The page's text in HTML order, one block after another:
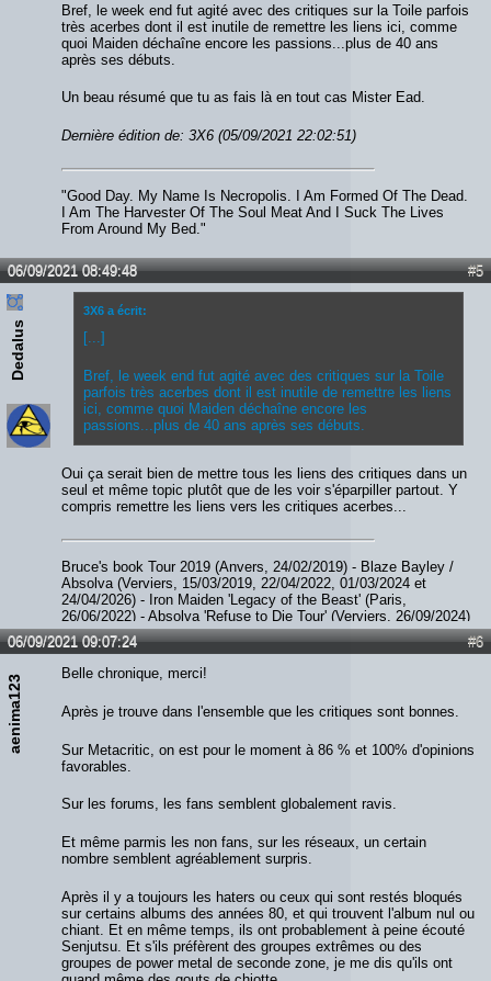
Bref, le week end fut agité avec des critiques sur la Toile parfois
très acerbes dont il est inutile de remettre les liens ici, comme
quoi Maiden déchaîne encore les passions...plus de 40 ans
après ses débuts.
Un beau résumé que tu as fais là en tout cas Mister Ead.
Dernière édition de: 3X6 (05/09/2021 22:02:51)
"Good Day. My Name Is Necropolis. I Am Formed Of The Dead.
I Am The Harvester Of The Soul Meat And I Suck The Lives
From Around My Bed."
#5
06/09/2021 08:49:48
Dedalus
3X6 a écrit:
[...]
Bref, le week end fut agité avec des critiques sur la Toile
parfois très acerbes dont il est inutile de remettre les liens
ici, comme quoi Maiden déchaîne encore les
passions...plus de 40 ans après ses débuts.
Oui ça serait bien de mettre tous les liens des critiques dans un
seul et même topic plutôt que de les voir s'éparpiller partout. Y
compris remettre les liens vers les critiques acerbes...
Bruce's book Tour 2019 (Anvers, 24/02/2019) - Blaze Bayley /
Absolva (Verviers, 15/03/2019, 22/04/2022, 01/03/2024 et
24/04/2026) - Iron Maiden 'Legacy of the Beast' (Paris,
26/06/2022) - Absolva 'Refuse to Die Tour' (Verviers, 26/09/2024)
- Paul Di'Anno (Diest, 06/12/2023) - JohnL (Verviers, 05/09/2025)
- Smith / Kotzen (Ittre, 07/02/2026) - The Hell Patrol / Nightride
(Fléron, 28/02/2026)
#6
06/09/2021 09:07:24
aenima123
Belle chronique, merci!
Après je trouve dans l'ensemble que les critiques sont bonnes.
Sur Metacritic, on est pour le moment à 86 % et 100% d'opinions
favorables.
Sur les forums, les fans semblent globalement ravis.
Et même parmis les non fans, sur les réseaux, un certain
nombre semblent agréablement surpris.
Après il y a toujours les haters ou ceux qui sont restés bloqués
sur certains albums des années 80, et qui trouvent l'album nul ou
chiant. Et en même temps, ils ont probablement à peine écouté
Senjutsu. Et s'ils préfèrent des groupes extrêmes ou des
groupes de power metal de seconde zone, je me dis qu'ils ont